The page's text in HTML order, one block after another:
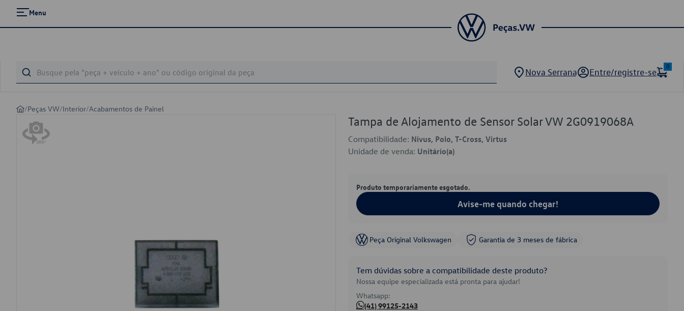
Menu
Nova Serrana Entre/registre-se
0
/Peças VW/Interior/Acabamentos de Painel
Tampa de Alojamento de Sensor Solar VW 2G0919068A
Compatibilidade: Nivus, Polo, T-Cross, Virtus
Unidade de venda: Unitário(a)
Produto temporariamente esgotado.
Avise-me quando chegar!
Peça Original Volkswagen Garantia de 3 meses de fábrica
Tem dúvidas sobre a compatibilidade deste produto?
Nossa equipe especializada está pronta para ajudar!
Whatsapp:
(41) 99125-2143